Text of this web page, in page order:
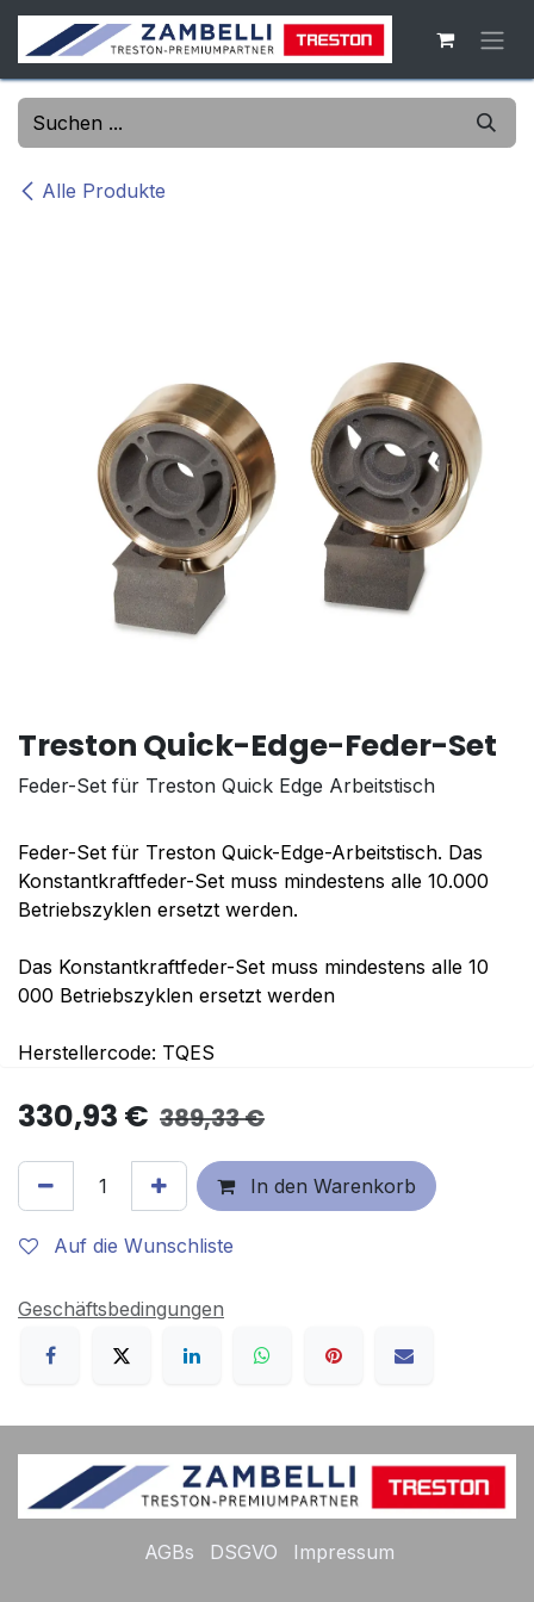
Zum Inhalt springen
Alle Produkte
Treston Quick-Edge-Feder-Set
Feder-Set für Treston Quick Edge Arbeitstisch
Feder-Set für Treston Quick-Edge-Arbeitstisch. Das
Konstantkraftfeder-Set muss mindestens alle 10.000
Betriebszyklen ersetzt werden.
Das Konstantkraftfeder-Set muss mindestens alle 10
000 Betriebszyklen ersetzt werden
Herstellercode: TQES
330,93 € 389,33€
In den Warenkorb
Auf die Wunschliste
Geschäftsbedingungen
AGBs DSGVO Impressum